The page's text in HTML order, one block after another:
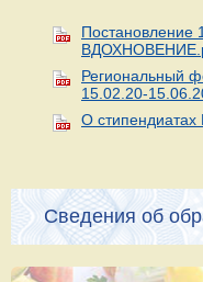
Постановление
Региональный
15.02.20-
О стипендиатах
Сведения об